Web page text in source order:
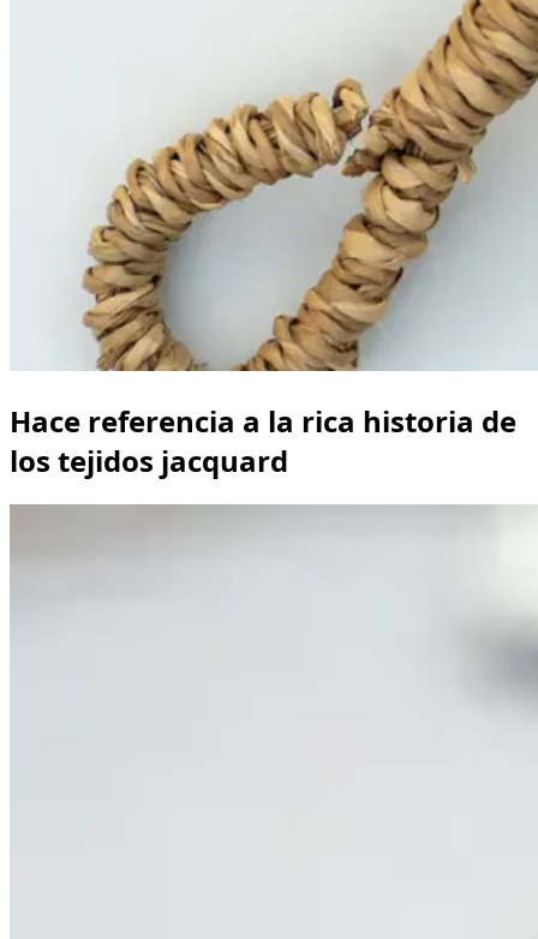
Hace referencia a la rica historia de
los tejidos jacquard